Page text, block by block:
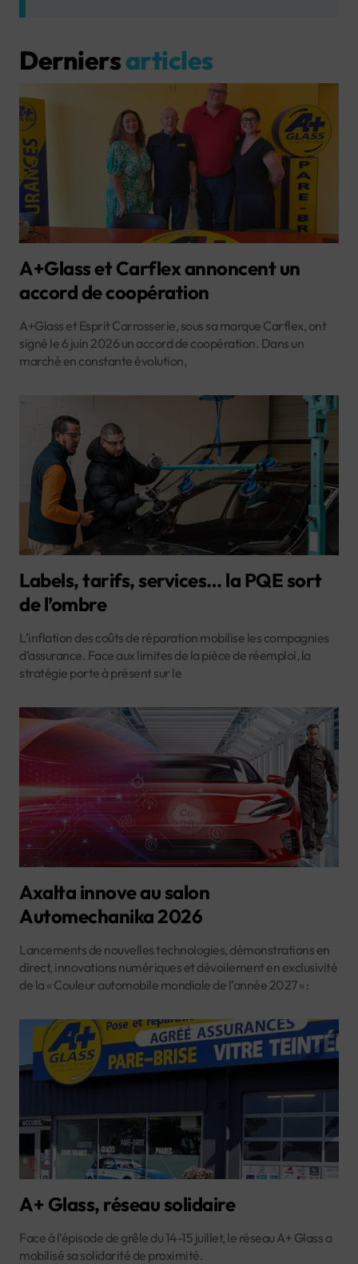
Derniersarticles
A+Glass et Carflex annoncent un
accord de coopération
A+Glass et Esprit Carrosserie, sous sa marque Carflex, ont
signé le 6 juin 2026 un accord de coopération. Dans un
marché en constante évolution,
Labels, tarifs, services… la PQE sort
de l’ombre
L’inflation des coûts de réparation mobilise les compagnies
d’assurance. Face aux limites de la pièce de réemploi, la
stratégie porte à présent sur le
Axalta innove au salon
Automechanika 2026
Lancements de nouvelles technologies, démonstrations en
direct, innovations numériques et dévoilement en exclusivité
de la « Couleur automobile mondiale de l’année 2027 » :
A+ Glass, réseau solidaire
Face à l’épisode de grêle du 14-15 juillet, le réseau A+ Glass a
mobilisé sa solidarité de proximité.